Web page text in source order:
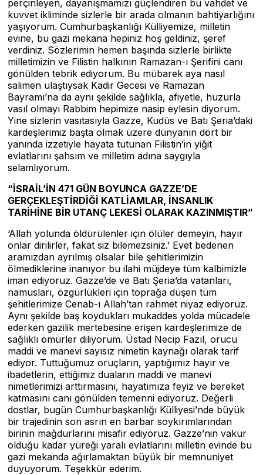
perçinleyen, dayanışmamızı güçlendiren bu vahdet ve
kuvvet ikliminde sizlerle bir arada olmanın bahtiyarlığını
yaşıyorum. Cumhurbaşkanlığı Külliyemize, milletin
evine, bu gazi mekana hepiniz hoş geldiniz, şeref
verdiniz. Sözlerimin hemen başında sizlerle birlikte
milletimizin ve Filistin halkının Ramazan-ı Şerifini canı
gönülden tebrik ediyorum. Bu mübarek aya nasıl
salimen ulaştıysak Kadir Gecesi ve Ramazan
Bayramı’na da aynı şekilde sağlıkla, afiyetle, huzurla
vasıl olmayı Rabbim hepimize nasip eylesin diyorum.
Yine sizlerin vasıtasıyla Gazze, Kudüs ve Batı Şeria’daki
kardeşlerimiz başta olmak üzere dünyanın dört bir
yanında izzetiyle hayata tutunan Filistin’in yiğit
evlatlarını şahsım ve milletim adına saygıyla
selamlıyorum.
“İSRAİL’İN 471 GÜN BOYUNCA GAZZE’DE
GERÇEKLEŞTİRDİĞİ KATLİAMLAR, İNSANLIK
TARİHİNE BİR UTANÇ LEKESİ OLARAK KAZINMIŞTIR”
‘Allah yolunda öldürülenler için ölüler demeyin, hayır
onlar dirilirler, fakat siz bilemezsiniz.’ Evet bedenen
aramızdan ayrılmış olsalar bile şehitlerimizin
ölmediklerine inanıyor bu ilahi müjdeye tüm kalbimizle
iman ediyoruz. Gazze’de ve Batı Şeria’da vatanları,
namusları, özgürlükleri için toprağa düşen tüm
şehitlerimize Cenab-ı Allah’tan rahmet niyaz ediyoruz.
Aynı şekilde baş koydukları mukaddes yolda mücadele
ederken gazilik mertebesine erişen kardeşlerimize de
sağlıklı ömürler diliyorum. Üstad Necip Fazıl, orucu
maddi ve manevi sayısız nimetin kaynağı olarak tarif
ediyor. Tuttuğumuz oruçların, yaptığımız hayır ve
ibadetlerin, ettiğimiz duaların maddi ve manevi
nimetlerimizi arttırmasını, hayatımıza feyiz ve bereket
katmasını canı gönülden temenni ediyoruz. Değerli
dostlar, bugün Cumhurbaşkanlığı Külliyesi’nde büyük
bir trajedinin son asrın en barbar soykırımlarından
birinin mağdurlarını misafir ediyoruz. Gazze’nin vakur
olduğu kadar yüreği yaralı evlatlarını milletin evinde bu
gazi mekanda ağırlamaktan büyük bir memnuniyet
duyuyorum. Teşekkür ederim.